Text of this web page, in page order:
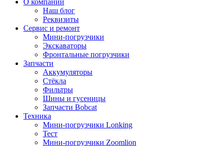
О компании
Наш блог
Реквизиты
Сервис и ремонт
Мини-погрузчики
Экскаваторы
Фронтальные погрузчики
Запчасти
Аккумуляторы
Стёкла
Фильтры
Шины и гусеницы
Запчасти Bobcat
Техника
Мини-погрузчики Lonking
Тест
Мини-погрузчики Zoomlion